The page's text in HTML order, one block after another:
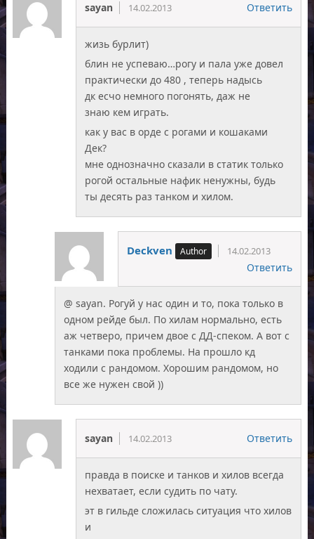
sayan 14.02.2013 Ответить
жизь бурлит)
блин не успеваю…рогу и пала уже довел
практически до 480 , теперь надысь
дк есчо немного погонять, даж не
знаю кем играть.
как у вас в орде с рогами и кошаками
Дек?
мне однозначно сказали в статик только
рогой остальные нафик ненужны, будь
ты десять раз танком и хилом.
Deckven 14.02.2013
Ответить
@ sayan. Рогуй у нас один и то, пока только в
одном рейде был. По хилам нормально, есть
аж четверо, причем двое с ДД-спеком. А вот с
танками пока проблемы. На прошло кд
ходили с рандомом. Хорошим рандомом, но
все же нужен свой ))
sayan 14.02.2013 Ответить
правда в поиске и танков и хилов всегда
нехватает, если судить по чату.
эт в гильде сложилась ситуация что хилов
и